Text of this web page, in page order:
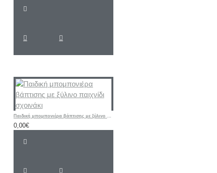
Παιδική μπομπονιέρα βάπτισης με ξύλινο παιχνίδι σχοινάκι
0,00€